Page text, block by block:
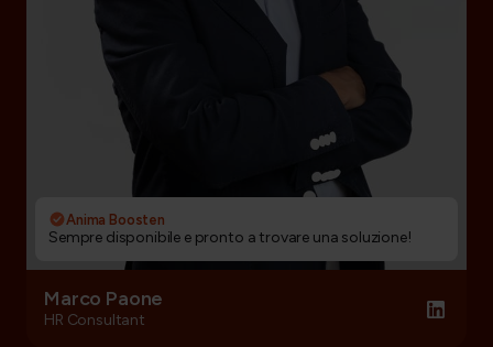
Anima Boosten
Sempre disponibile e pronto a trovare una soluzione!
Marco Paone
HR Consultant